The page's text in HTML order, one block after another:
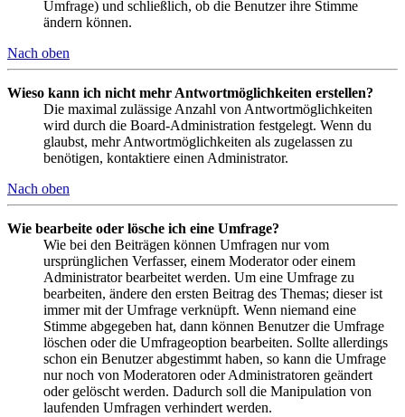
Umfrage) und schließlich, ob die Benutzer ihre Stimme
ändern können.
Nach oben
Wieso kann ich nicht mehr Antwortmöglichkeiten erstellen?
Die maximal zulässige Anzahl von Antwortmöglichkeiten
wird durch die Board-Administration festgelegt. Wenn du
glaubst, mehr Antwortmöglichkeiten als zugelassen zu
benötigen, kontaktiere einen Administrator.
Nach oben
Wie bearbeite oder lösche ich eine Umfrage?
Wie bei den Beiträgen können Umfragen nur vom
ursprünglichen Verfasser, einem Moderator oder einem
Administrator bearbeitet werden. Um eine Umfrage zu
bearbeiten, ändere den ersten Beitrag des Themas; dieser ist
immer mit der Umfrage verknüpft. Wenn niemand eine
Stimme abgegeben hat, dann können Benutzer die Umfrage
löschen oder die Umfrageoption bearbeiten. Sollte allerdings
schon ein Benutzer abgestimmt haben, so kann die Umfrage
nur noch von Moderatoren oder Administratoren geändert
oder gelöscht werden. Dadurch soll die Manipulation von
laufenden Umfragen verhindert werden.